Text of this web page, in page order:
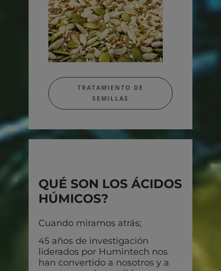
TRATAMIENTO DE
SEMILLAS
QUÉ SON LOS ÁCIDOS
HÚMICOS?
Cuando miramos atrás;
45 años de investigación
liderados por Humintech nos
han convertido a nosotros y a